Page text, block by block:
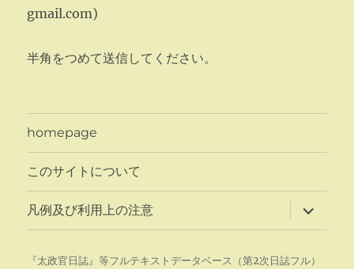
gmail.com)
半角をつめて送信してください。
homepage
このサイトについて
凡例及び利用上の注意
サ
ブ
メ
ュ
『太政官日誌』等フルテキストデータベース（第2次日誌フル）